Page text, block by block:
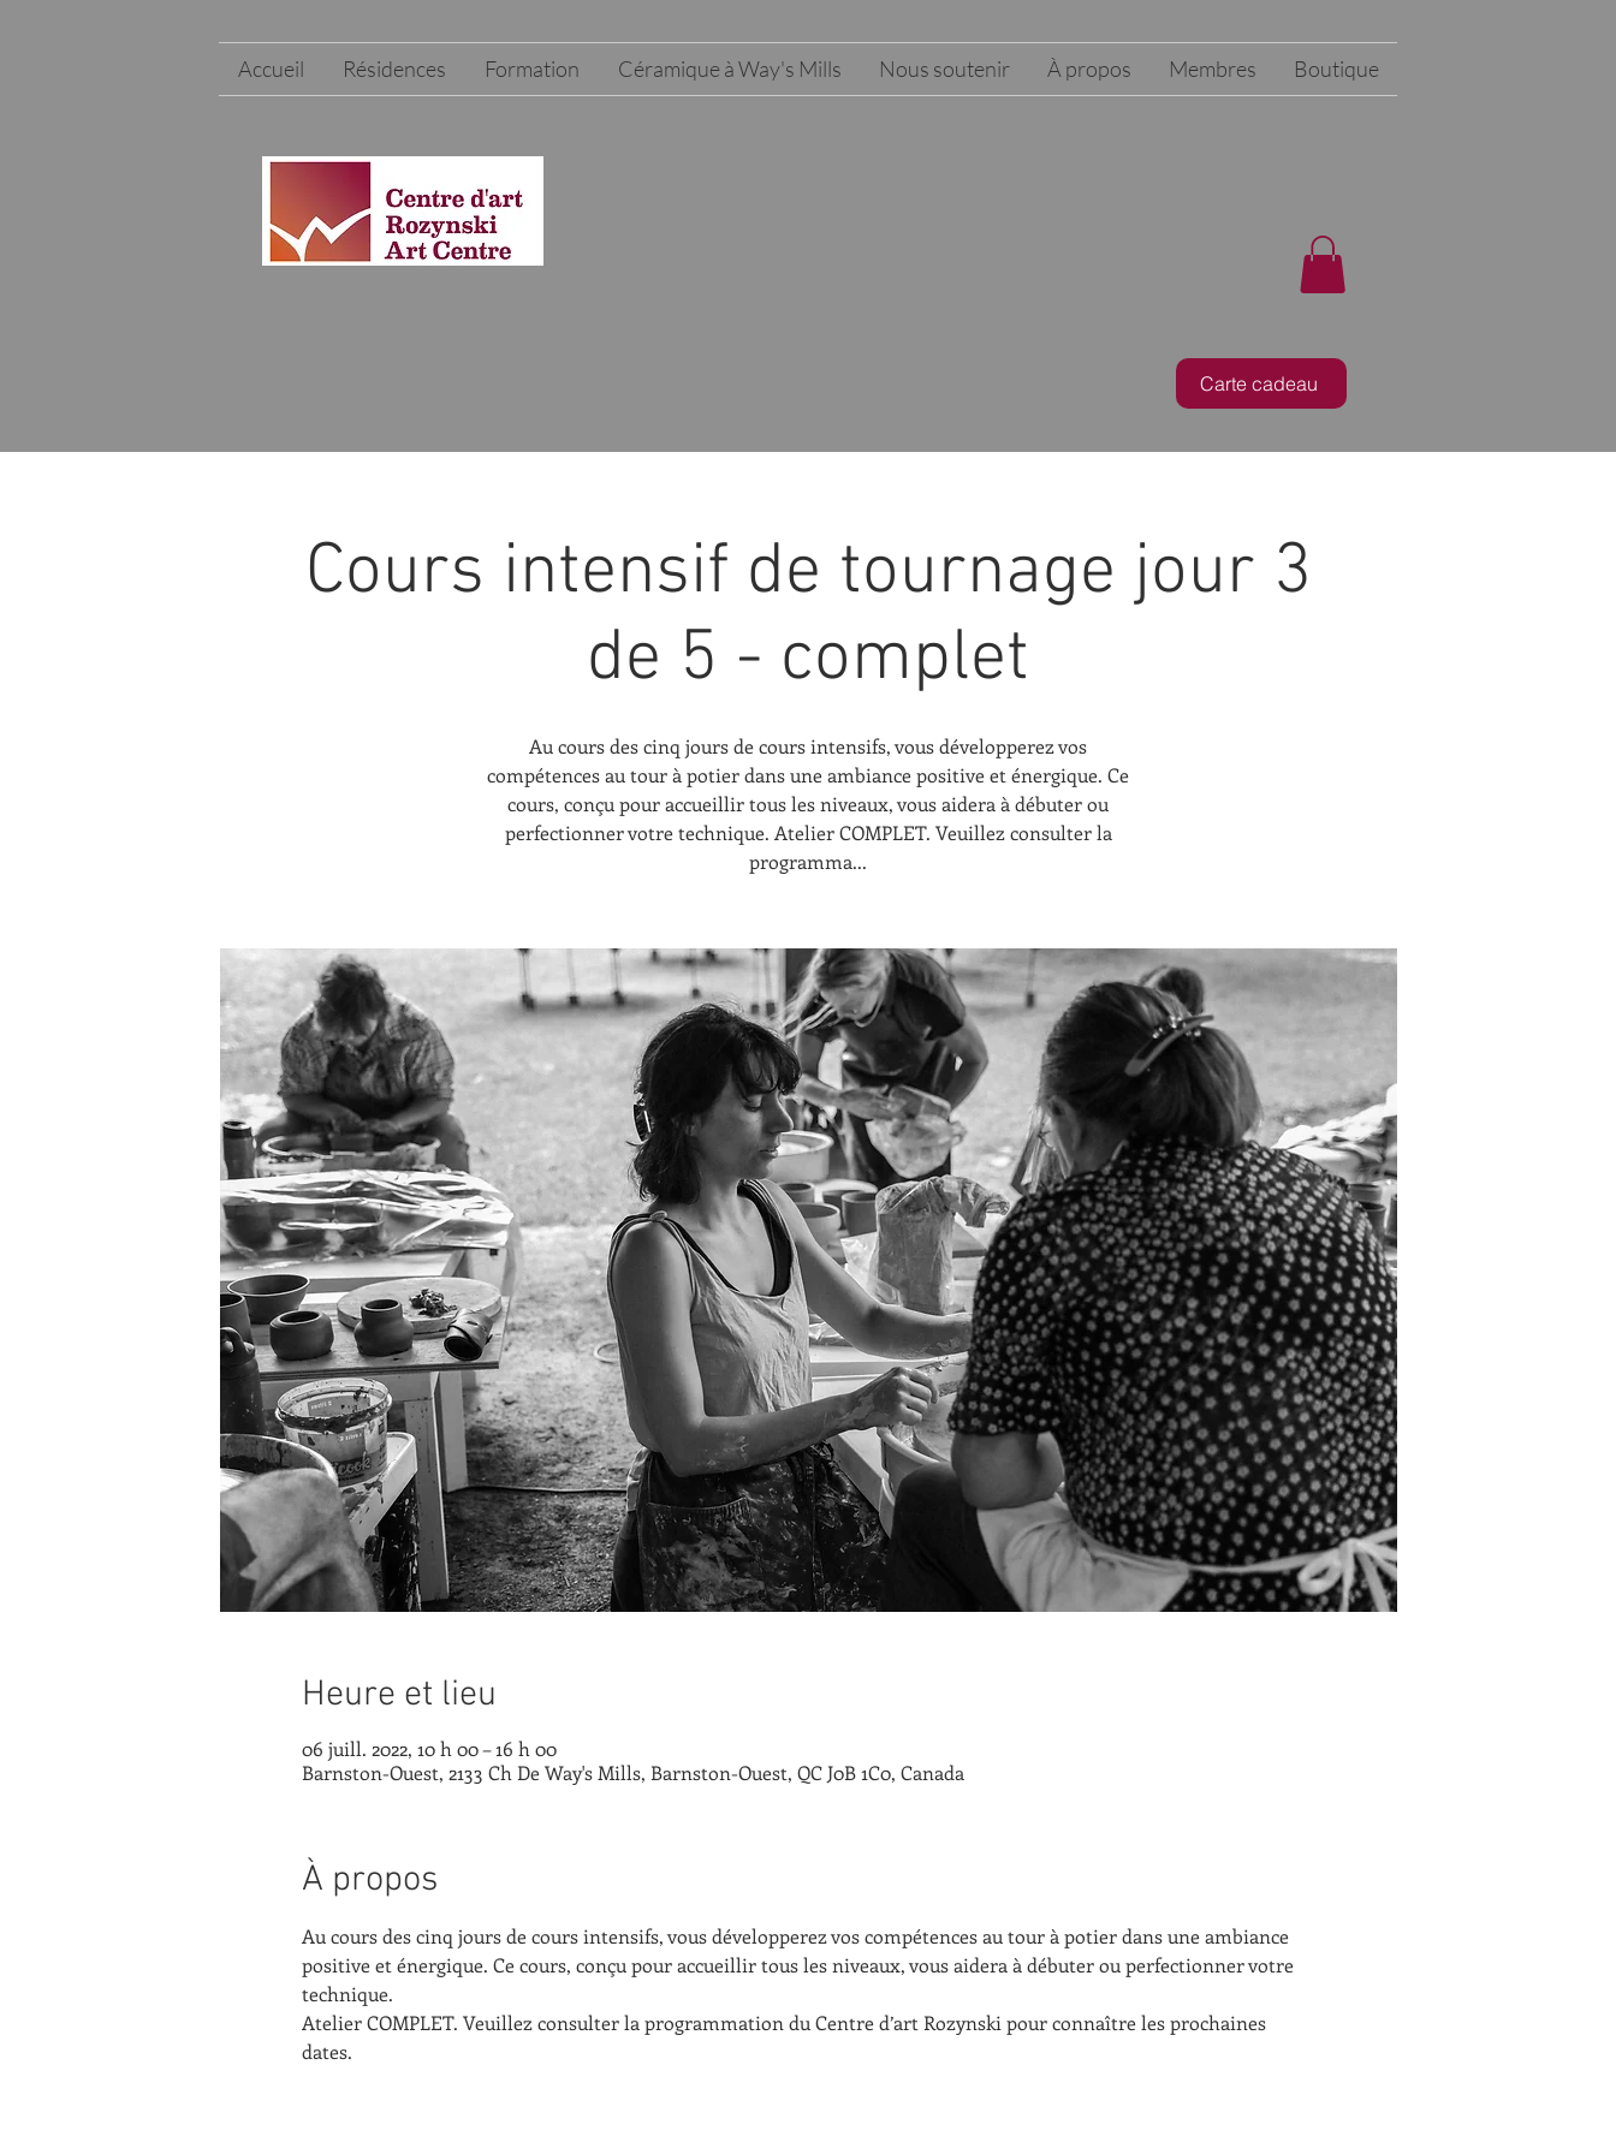
Accueil Résidences Formation Céramique à Way's Mills Nous soutenir À propos Membres Boutique
Carte cadeau
Cours intensif de tournage jour 3
de 5 - complet
Au cours des cinq jours de cours intensifs, vous développerez vos
compétences au tour à potier dans une ambiance positive et énergique. Ce
cours, conçu pour accueillir tous les niveaux, vous aidera à débuter ou
perfectionner votre technique. Atelier COMPLET. Veuillez consulter la
programma...
Heure et lieu
06 juill. 2022, 10 h 00 – 16 h 00
Barnston-Ouest, 2133 Ch De Way's Mills, Barnston-Ouest, QC J0B 1C0, Canada
À propos
Au cours des cinq jours de cours intensifs, vous développerez vos compétences au tour à potier dans une ambiance
positive et énergique. Ce cours, conçu pour accueillir tous les niveaux, vous aidera à débuter ou perfectionner votre
technique.
Atelier COMPLET. Veuillez consulter la programmation du Centre d’art Rozynski pour connaître les prochaines
dates.